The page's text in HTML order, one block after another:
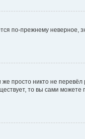
по-прежнему
просто никто не
то вы сами